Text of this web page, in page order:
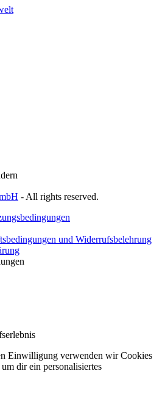
- All rights reserved.
und Widerrufsbelehrung
Einwilligung verwenden wir Cookies
dir ein personalisiertes